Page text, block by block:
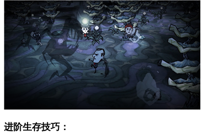
进阶生存技巧：